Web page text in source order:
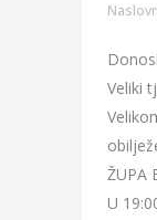
Veliki
ŽUPA
U